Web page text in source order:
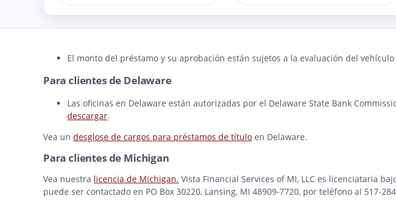
El monto del préstamo y su aprobación están sujetos a la evaluación del
Para clientes de Delaware
Las oficinas en Delaware están autorizadas por el Delaware State Bank
descargar.
Vea un desglose de cargos para préstamos de título en Delaware.
Para clientes de Michigan
Vea nuestra licencia de Michigan. Vista Financial Services of MI, LLC es licenciataria
puede ser contactado en PO Box 30220, Lansing, MI 48909-7720, por teléfono al 517-